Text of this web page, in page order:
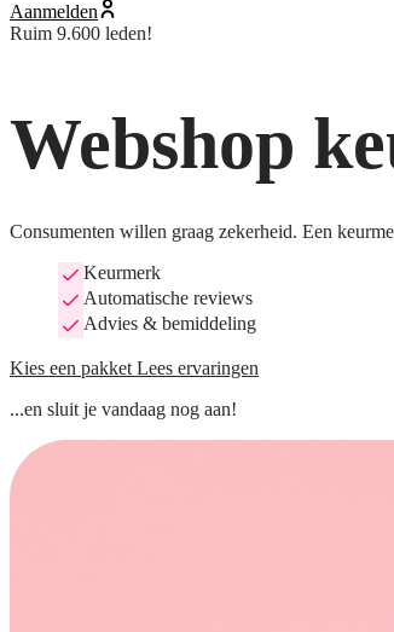
Aanmelden
Ruim 9.600 leden!
Webshop
Consumenten willen graag zekerheid. Een
Keurmerk
Automatische reviews
Advies & bemiddeling
Kies een pakket Lees ervaringen
...en sluit je vandaag nog aan!